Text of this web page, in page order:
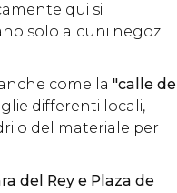
qui si
solo alcuni negozi
come la "calle de
differenti locali,
o del materiale per
del Rey e Plaza de